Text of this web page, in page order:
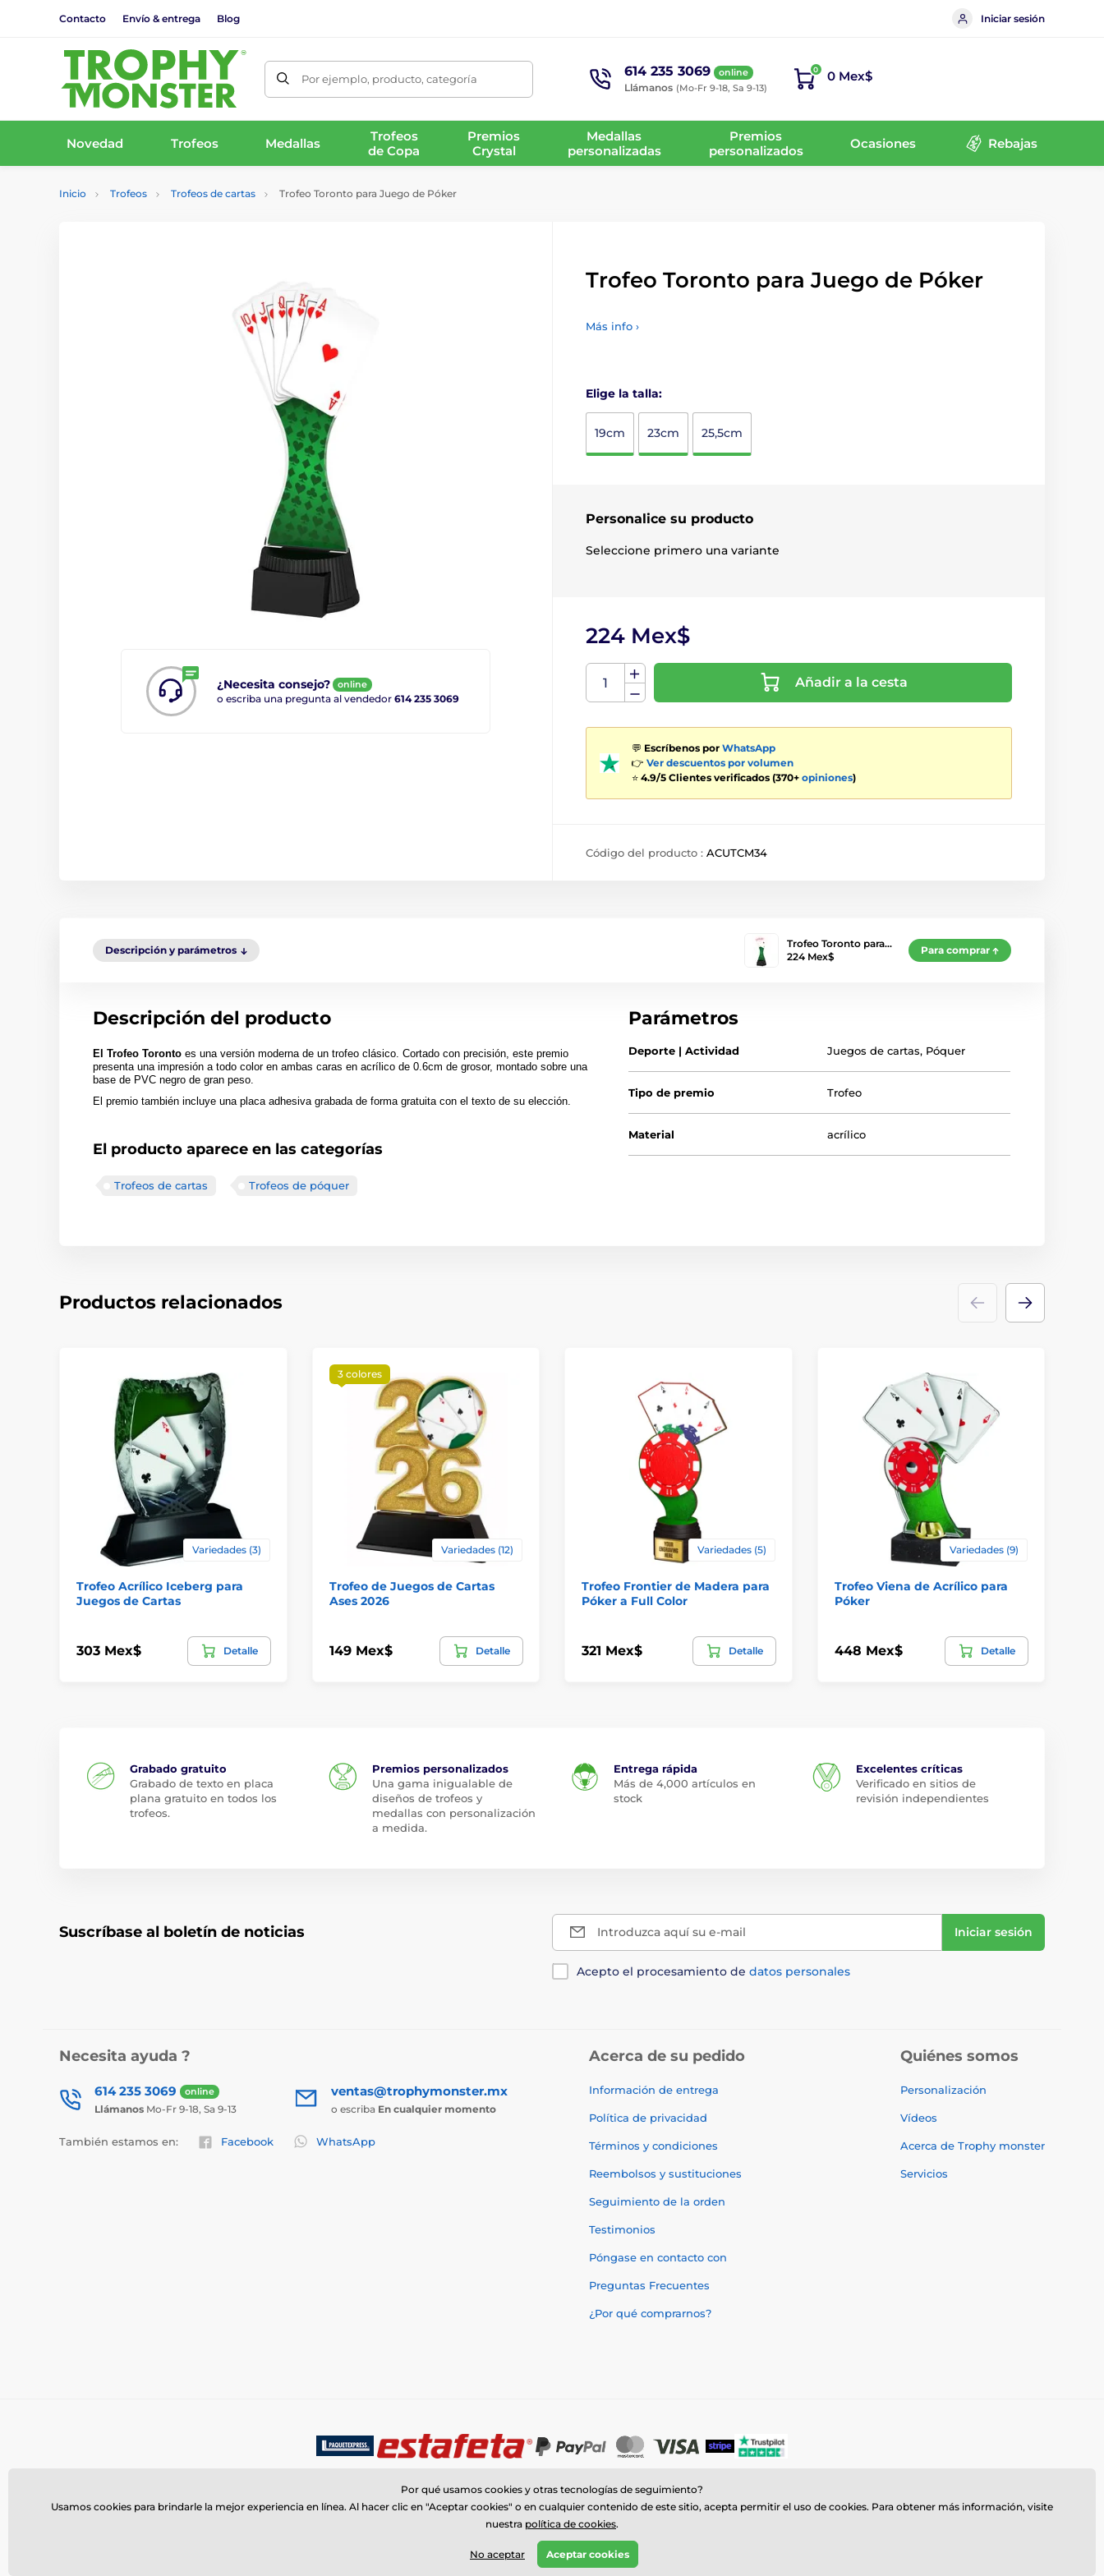
Contacto Envío & entrega Blog Iniciar sesión
Por ejemplo, producto, categoría 614 235 3069 online
Llámanos (Mo-Fr 9-18, Sa 9-13)
0 0 Mex$
Novedad Trofeos Medallas
Trofeos
de Copa
Premios
Crystal
Medallas
personalizadas
Premios
personalizados
Ocasiones Rebajas
Inicio Trofeos Trofeos de cartas Trofeo Toronto para Juego de Póker
¿Necesita consejo? online
o escriba una pregunta al vendedor 614 235 3069
Trofeo Toronto para Juego de Póker
Más info ›
Elige la talla:
19cm 23cm 25,5cm
Personalice su producto
Seleccione primero una variante
224 Mex$
Añadir a la cesta
💬 Escríbenos por WhatsApp
👉 Ver descuentos por volumen
⭐ 4.9/5 Clientes verificados (370+ opiniones)
Código del producto : ACUTCM34
Descripción y parámetros
Trofeo Toronto para…
224 Mex$
Para comprar
Descripción del producto
El Trofeo Toronto es una versión moderna de un trofeo clásico. Cortado con precisión, este premio
presenta una impresión a todo color en ambas caras en acrílico de 0.6cm de grosor, montado sobre una
base de PVC negro de gran peso.
El premio también incluye una placa adhesiva grabada de forma gratuita con el texto de su elección.
El producto aparece en las categorías
Trofeos de cartas Trofeos de póquer
Parámetros
Deporte | Actividad Juegos de cartas, Póquer
Tipo de premio Trofeo
Material acrílico
Productos relacionados
Variedades (3)
Trofeo Acrílico Iceberg para
Juegos de Cartas
303 Mex$ Detalle
3 colores
Variedades (12)
Trofeo de Juegos de Cartas
Ases 2026
149 Mex$ Detalle
Variedades (5)
Trofeo Frontier de Madera para
Póker a Full Color
321 Mex$ Detalle
Variedades (9)
Trofeo Viena de Acrílico para
Póker
448 Mex$ Detalle
Grabado gratuito
Grabado de texto en placa
plana gratuito en todos los
trofeos.
Premios personalizados
Una gama inigualable de
diseños de trofeos y
medallas con personalización
a medida.
Entrega rápida
Más de 4,000 artículos en
stock
Excelentes críticas
Verificado en sitios de
revisión independientes
Suscríbase al boletín de noticias Introduzca aquí su e-mail Iniciar sesión
Acepto el procesamiento de datos personales
Necesita ayuda ?
614 235 3069 online
Llámanos Mo-Fr 9-18, Sa 9-13
ventas@trophymonster.mx
o escriba En cualquier momento
También estamos en: Facebook WhatsApp
Acerca de su pedido
Información de entrega
Política de privacidad
Términos y condiciones
Reembolsos y sustituciones
Seguimiento de la orden
Testimonios
Póngase en contacto con
Preguntas Frecuentes
¿Por qué comprarnos?
Quiénes somos
Personalización
Vídeos
Acerca de Trophy monster
Servicios
© 2026 www.trophymonster.mx ⦁ Tienda electrónica creada por
Por qué usamos cookies y otras tecnologías de seguimiento?
Usamos cookies para brindarle la mejor experiencia en línea. Al hacer clic en "Aceptar cookies" o en cualquier contenido de este sitio, acepta permitir el uso de cookies. Para obtener más información, visite
nuestra política de cookies.
No aceptar Aceptar cookies